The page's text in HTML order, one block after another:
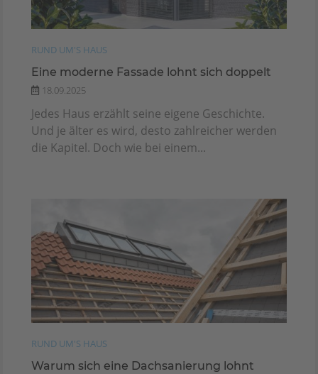
RUND UM'S HAUS
Eine moderne Fassade lohnt sich doppelt
18.09.2025
Jedes Haus erzählt seine eigene Geschichte.
Und je älter es wird, desto zahlreicher werden
die Kapitel. Doch wie bei einem...
RUND UM'S HAUS
Warum sich eine Dachsanierung lohnt